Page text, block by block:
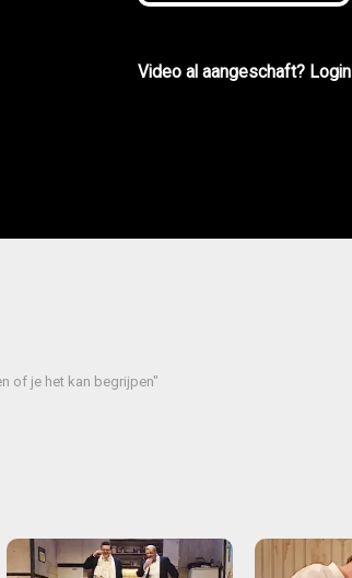
Video al aangeschaft? Login
of je het kan begrijpen"